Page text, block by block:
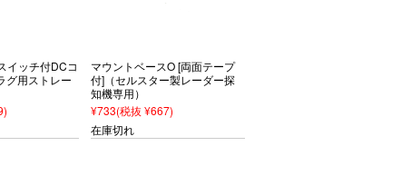
ッチ付DCコ
グ用ストレー
マウントベースO [両面テープ
付]（セルスター製レーダー探
知機専用）
¥733(税抜 ¥667)
在庫切れ